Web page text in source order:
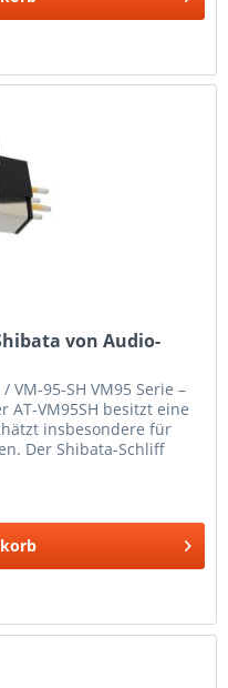
von Audio-
VM-95-SH VM95 Serie –
AT-VM95SH besitzt eine
insbesondere für
Der Shibata-Schliff